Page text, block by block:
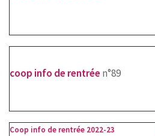
coop info de rentrée n°89
Coop info de rentrée 2022-23